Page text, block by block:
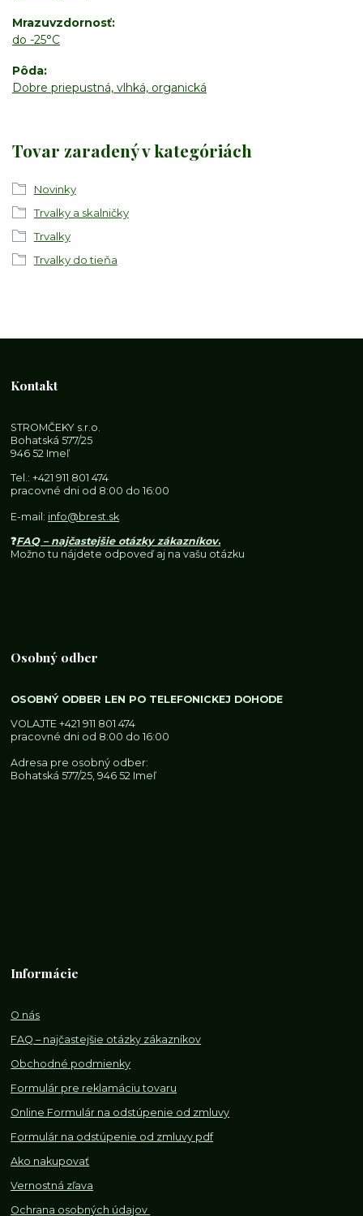
Mrazuvzdornosť
do -25°C
Pôda
Dobre priepustná, vlhká, organická
Tovar zaradený v kategóriách
Novinky
Trvalky a skalničky
Trvalky
Trvalky do tieňa
Kontakt
STROMČEKY s.r.o.
Bohatská 577/25
946 52 Imeľ
Tel.:+421 911 801 474
pracovné dni od 8:00 do 16:00
E-mail: info@brest.sk
❓FAQ – najčastejšie otázky zákazníkov.
Možno tu nájdete odpoveď aj na vašu otázku
Osobný odber
OSOBNÝ ODBER LEN PO TELEFONICKEJ DOHODE
VOLAJTE+421 911 801 474
pracovné dni od 8:00 do 16:00
Adresa pre osobný odber:
Bohatská 577/25, 946 52 Imeľ
Informácie
O nás
FAQ – najčastejšie otázky zákazníkov
Obchodné podmienky
Formulár pre reklamáciu tovaru
Online Formulár na odstúpenie od zmluvy
Formulár na odstúpenie od zmluvy pdf
Ako nakupovať
Vernostná zľava
Ochrana osobných údajov